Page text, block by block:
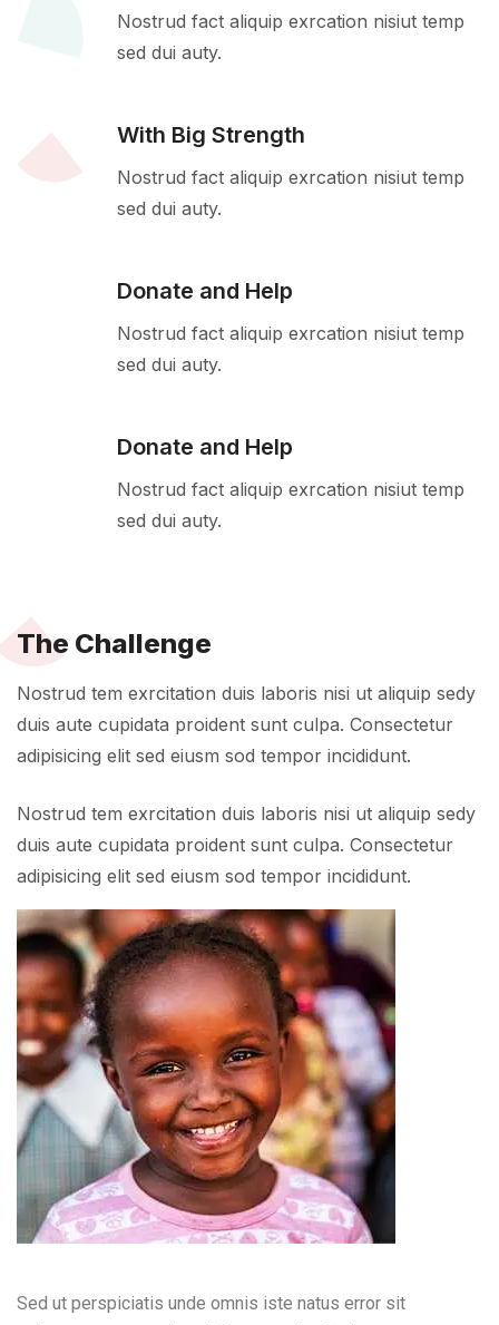
Nostrud fact aliquip exrcation nisiut temp
sed dui auty.
With Big Strength
Nostrud fact aliquip exrcation nisiut temp
sed dui auty.
Donate and Help
Nostrud fact aliquip exrcation nisiut temp
sed dui auty.
Donate and Help
Nostrud fact aliquip exrcation nisiut temp
sed dui auty.
The Challenge
Nostrud tem exrcitation duis laboris nisi ut aliquip sedy
duis aute cupidata proident sunt culpa. Consectetur
adipisicing elit sed eiusm sod tempor incididunt.
Nostrud tem exrcitation duis laboris nisi ut aliquip sedy
duis aute cupidata proident sunt culpa. Consectetur
adipisicing elit sed eiusm sod tempor incididunt.
Sed ut perspiciatis unde omnis iste natus error sit